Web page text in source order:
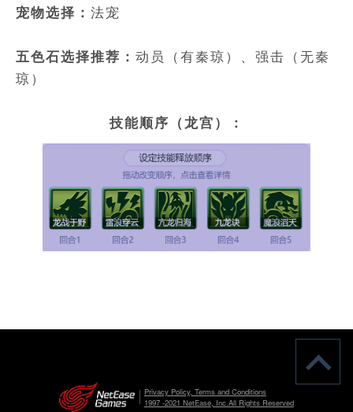
宠物选择： 法宠
五色石选择推荐： 动员（有秦琼）、强击（无秦
琼）
技能顺序（龙宫）：
Privacy Policy, Terms and Conditions
1997 -2021 NetEase, Inc.All Rights Reserved